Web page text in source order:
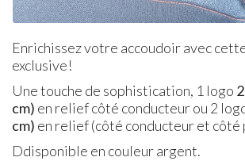
Enrichissez votre accoudoir avec
exclusive!
Une touche de sophistication, 1 logo
cm) en reliefcôté conducteur ou 2
cm) en relief (côté conducteur et côté
Ddisponible en couleur argent.